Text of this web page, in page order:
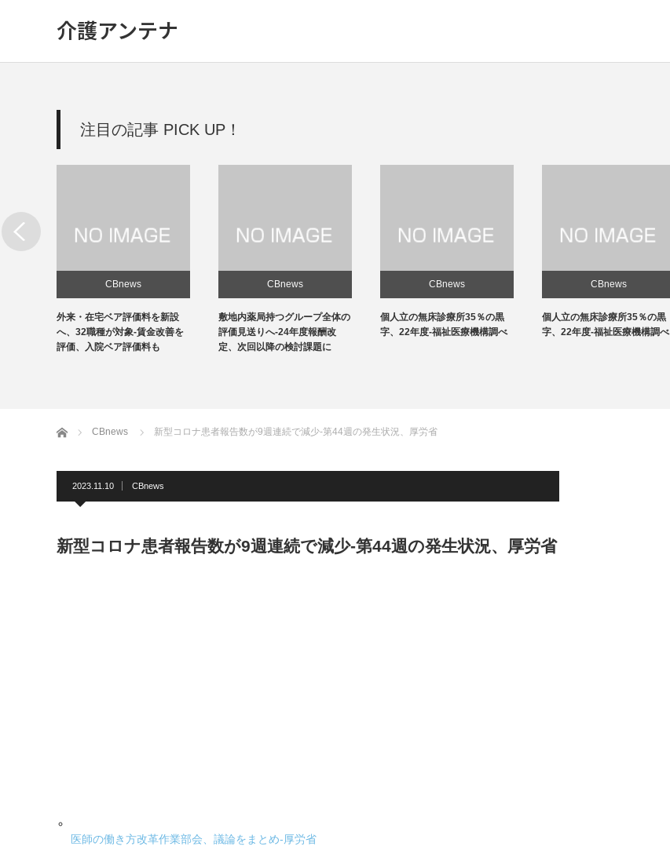
介護アンテナ
注目の記事 PICK UP！
CBnews
敷地内薬局持つグループ全体の
評価見送りへ-24年度報酬改
定、次回以降の検討課題に
CBnews
個人立の無床診療所35％の黒
字、22年度-福祉医療機構調べ
CBnews
個人立の無床診療所35％の黒
字、22年度-福祉医療機構調べ
CBnews
感染対策向上加算、介護施設と
の協力体制を要件化-24年度報
ホーム CBnews 新型コロナ患者報告数が9週連続で減少-第44週の発生状況、厚労省
2023.11.10 CBnews
新型コロナ患者報告数が9週連続で減少-第44週の発生状況、厚労省
医師の働き方改革作業部会、議論をまとめ-厚労省